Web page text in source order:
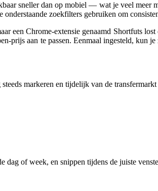
sneller dan op mobiel — wat je veel meer
zoekfilters gebruiken om
een Chrome-extensie genaamd Shortfuts
prijs aan te passen. Eenmaal ingesteld, kun
markeren en tijdelijk van de
of week, en snippen tijdens de juiste